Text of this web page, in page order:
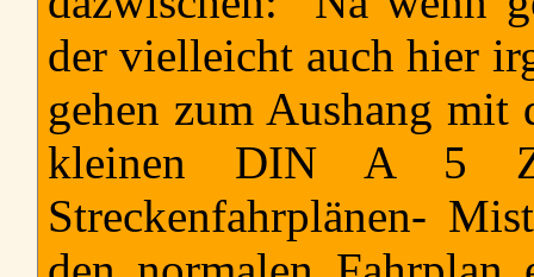
der vielleicht auch hier
gehen zum Aushang mit
kleinen DIN A 5
Streckenfahrplänen-